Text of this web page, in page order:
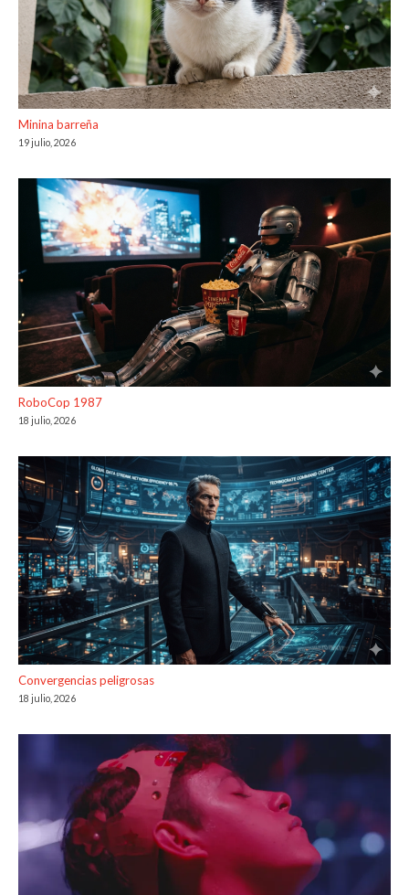
Minina barreña
19 julio, 2026
RoboCop 1987
18 julio, 2026
Convergencias peligrosas
18 julio, 2026